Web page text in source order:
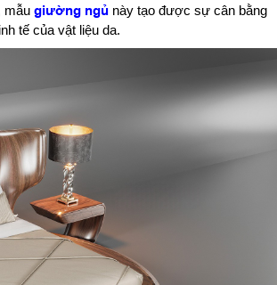
mẫu giường ngủ này tạo được sự cân bằng
tế của vật liệu da.